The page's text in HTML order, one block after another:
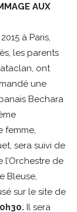
AUX
à Paris,
les parents
ont
une
Bechara
femme,
sera suivi de
l’Orchestre de
Bleuse,
sur le site de
Il sera